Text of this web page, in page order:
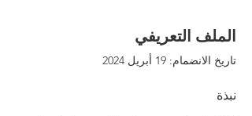
الملف التعريفي
تاريخ الانضمام: 19 أبريل 2024
نبذة